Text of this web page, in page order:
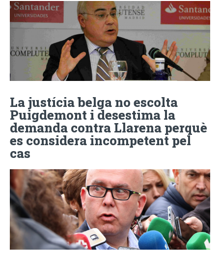
La justícia belga no escolta
Puigdemont i desestima la
demanda contra Llarena perquè
es considera incompetent pel
cas